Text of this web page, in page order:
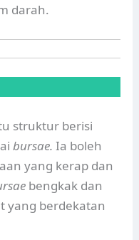
darah.
struktur berisi
bursae.Ia boleh
yang kerap dan
bengkak dan
yang berdekatan